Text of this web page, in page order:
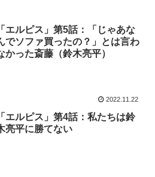
「エルピス」第5話：「じゃあな
でソファ買ったの？」とは言わ
かった斎藤（鈴木亮平）
2022.11.22
「エルピス」第4話：私たちは鈴
亮平に勝てない